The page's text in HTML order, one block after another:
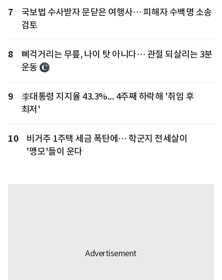
7
국보법 수사받자 문닫은 여행사… 피해자 수백명 소송
검토
8
삐걱거리는 무릎, 나이 탓 아니다… 관절 되살리는 3분
운동
9
李대통령 지지율 43.3%... 4주째 하락해 '취임 후
최저'
10
비거주 1주택 세금 폭탄에… 학군지 전세살이
'맹모'들이 운다